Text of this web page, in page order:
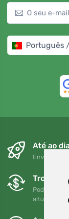
Português
Até ao
Envio
Trocas e
Pode
altura no